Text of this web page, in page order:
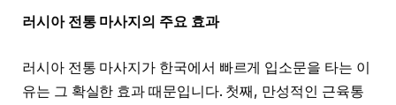
러시아 전통 마사지의 주요 효과
러시아 전통 마사지가 한국에서 빠르게 입소문을 타는 이
유는 그 확실한 효과 때문입니다. 첫째, 만성적인 근육통